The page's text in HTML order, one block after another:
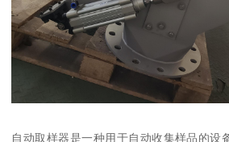
自动取样器是一种用于自动收集样品的设